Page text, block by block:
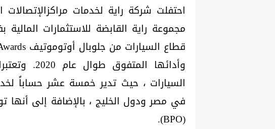
احتفلت شركة راية لخدمات
مجموعة راية القابضة للاستثمارات
وأدائها
السيارات ، حيث تدير خمسة عشر حساباً
في مصر ودول الخليج ، بالإضافة إلى
(BPO).